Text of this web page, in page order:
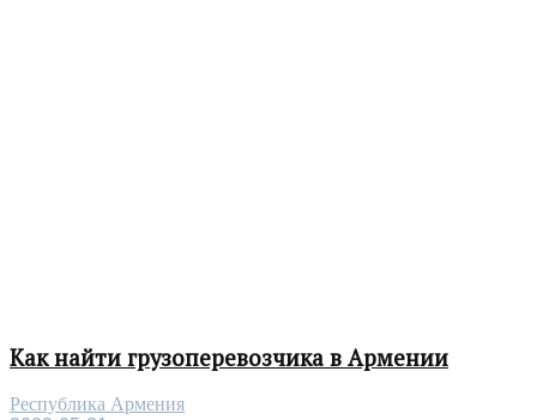
Как найти грузоперевозчика в Армении
Республика Армения